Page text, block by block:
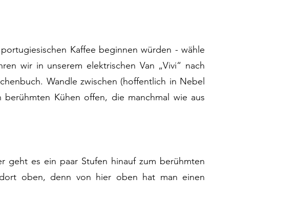
Kaffee beginnen würden - wähle
wir in unserem elektrischen Van „Vivi“ nach
Wandle zwischen (hoffentlich in Nebel
Kühen offen, die manchmal wie aus
geht es ein paar Stufen hinauf zum berühmten
oben, denn von hier oben hat man einen